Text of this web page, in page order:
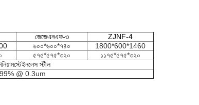
জেজেএনএফ-৩
ZJNF-4
৬০০*৬০০*৭৪০
1800*600*1460
৫৭৫*৫৭৫*৩২০
১১৭৫*৫৭৫*৩২০
স্টেইনলেস স্টীল
@ 0.3um